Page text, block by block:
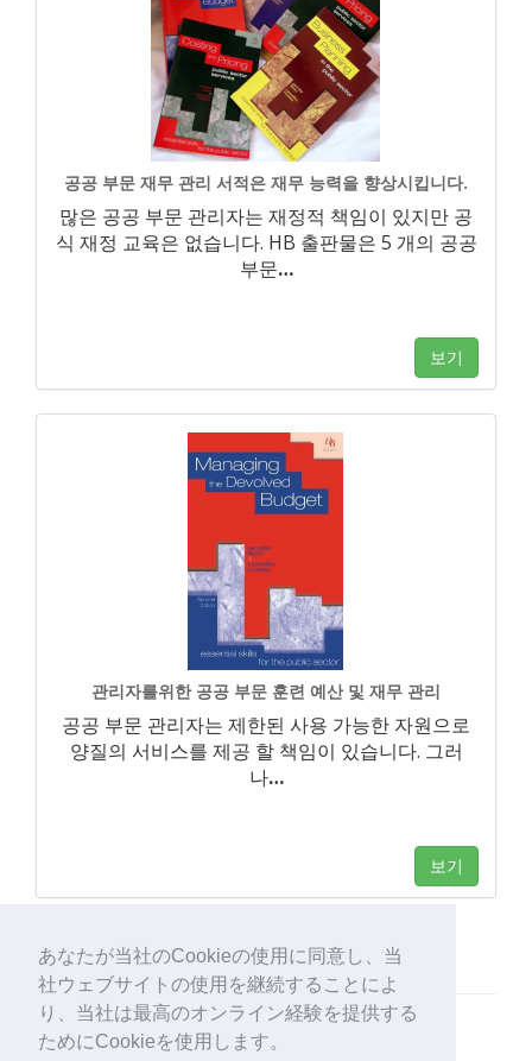
あなたが当社のCookieの使用に同意し、当
社ウェブサイトの使用を継続することによ
り、当社は最高のオンライン経験を提供する
ためにCookieを使用します。
공공 부문 재무 관리 서적은 재무 능력을 향상시킵니다.
많은 공공 부문 관리자는 재정적 책임이 있지만 공
식 재정 교육은 없습니다. HB 출판물은 5 개의 공공
부문…
보기
관리자를위한 공공 부문 훈련 예산 및 재무 관리
공공 부문 관리자는 제한된 사용 가능한 자원으로
양질의 서비스를 제공 할 책임이 있습니다. 그러
나…
보기